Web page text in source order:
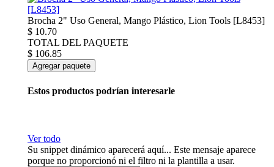
Brocha 2" Uso General, Mango Plástico, Lion Tools [L8453]
$ 10.70
TOTAL DEL PAQUETE
$ 106.85
Agregar paquete
Estos productos podrían interesarle
Ver todo
Su snippet dinámico aparecerá aquí... Este mensaje aparece
porque no proporcionó ni el filtro ni la plantilla a usar.